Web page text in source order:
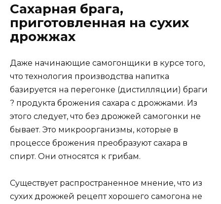
Сахарная брага,
приготовленная на сухих
дрожжах
Даже начинающие самогонщики в курсе того,
что технология производства напитка
базируется на перегонке (дистилляции) браги
? продукта брожения сахара с дрожжами. Из
этого следует, что без дрожжей самогонки не
бывает. Это микроорганизмы, которые в
процессе брожения преобразуют сахара в
спирт. Они относятся к грибам.
Существует распространенное мнение, что из
сухих дрожжей рецепт хорошего самогона не